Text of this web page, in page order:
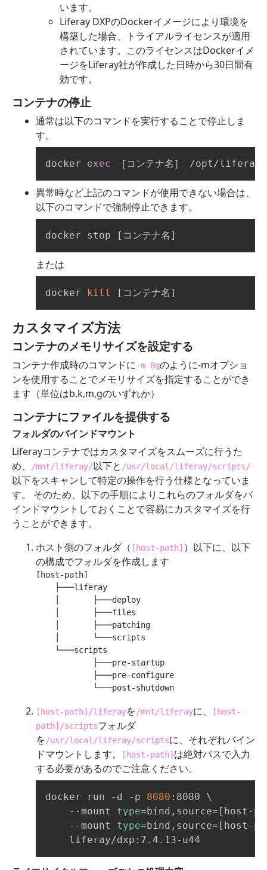
います。
Liferay DXPのDockerイメージにより環境を
構築した場合、トライアルライセンスが適用
されています。このライセンスはDockerイメ
ージをLiferay社が作成した日時から30日間有
効です。
コンテナの停止
通常は以下のコマンドを実行することで停止しま
す。
docker exec ［コンテナ名］ /opt/
異常時など上記のコマンドが使用できない場合は、
以下のコマンドで強制停止できます。
docker stop [ コンテナ名 ]
または
docker kill [ コンテナ名 ]
カスタマイズ方法
コンテナのメモリサイズを設定する
コンテナ作成時のコマンドに-m 8gのように-mオプショ
ンを使用することでメモリサイズを指定することができ
ます（単位はb,k,m,gのいずれか）
コンテナにファイルを提供する
フォルダのバインドマウント
Liferayコンテナではカスタマイズをスムーズに行うた
め、
/mnt/liferay/以下と /usr/local/liferay/scripts/
以下をスキャンして特定の操作を行う仕様となっていま
す。 そのため、以下の手順によりこれらのフォルダをバ
インドマウントしておくことで容易にカスタマイズを行
うことができます。
ホスト側のフォルダ（ [host-path] ）以下に、以下
の構成でフォルダを作成します
[host-path]
    ├───liferay
    │       ├───deploy
    │       ├───files
    │       ├───patching
    │       └───scripts
    └───scripts
            ├───pre-startup
            ├───pre-configure
[host-path]/liferayを/mnt/liferayに、
[host-
path]/scriptsフォルダ
を/usr/local/liferay/scriptsに、それぞれバイン
ドマウントします。
[host-path] は絶対パスで入力
する必要があるのでご注意ください。
docker run -d -p 8080 :8080 \
    --mount
type=bind,source= [ host-
    --mount
type=bind,source= [ host-